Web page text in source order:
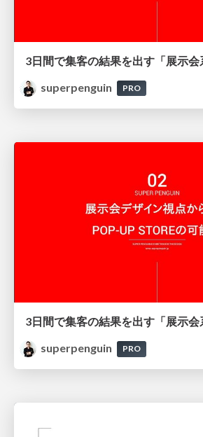
superpenguin
PRO
superpenguin
PRO